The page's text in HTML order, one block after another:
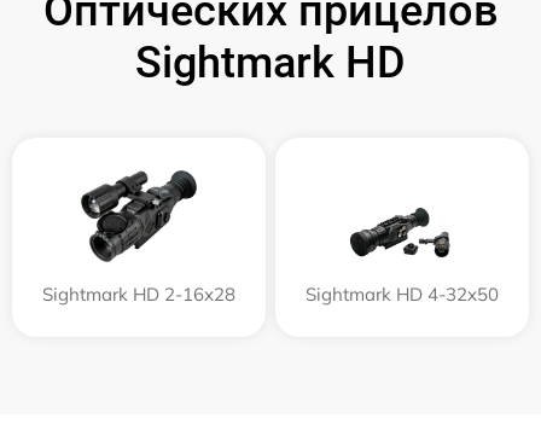
Оптических прицелов
Sightmark HD
Sightmark HD 2-16x28 Sightmark HD 4-32x50